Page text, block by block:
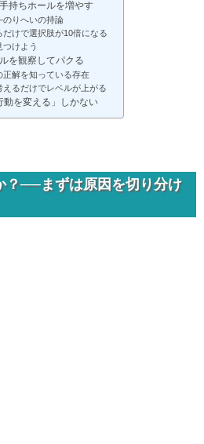
持ちホールを増やす
のりへいの持論
けで選択肢が10倍になる
けよう
を観察してパクる
正解を知っている存在
えるだけでレベルが上がる
を変える」しかない
？──まずは原因を切り分け